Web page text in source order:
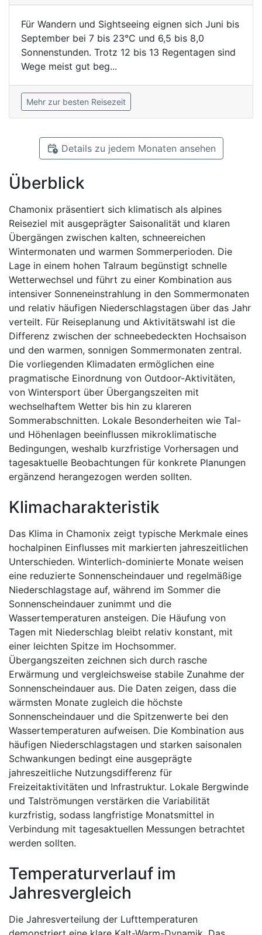
Für Wandern und Sightseeing eignen sich Juni bis
September bei 7 bis 23°C und 6,5 bis 8,0
Sonnenstunden. Trotz 12 bis 13 Regentagen sind
Wege meist gut beg...
Mehr zur besten Reisezeit
Details zu jedem Monaten ansehen
Überblick
Chamonix präsentiert sich klimatisch als alpines
Reiseziel mit ausgeprägter Saisonalität und klaren
Übergängen zwischen kalten, schneereichen
Wintermonaten und warmen Sommerperioden. Die
Lage in einem hohen Talraum begünstigt schnelle
Wetterwechsel und führt zu einer Kombination aus
intensiver Sonneneinstrahlung in den Sommermonaten
und relativ häufigen Niederschlagstagen über das Jahr
verteilt. Für Reiseplanung und Aktivitätswahl ist die
Differenz zwischen der schneebedeckten Hochsaison
und den warmen, sonnigen Sommermonaten zentral.
Die vorliegenden Klimadaten ermöglichen eine
pragmatische Einordnung von Outdoor-Aktivitäten,
von Wintersport über Übergangszeiten mit
wechselhaftem Wetter bis hin zu klareren
Sommerabschnitten. Lokale Besonderheiten wie Tal-
und Höhenlagen beeinflussen mikroklimatische
Bedingungen, weshalb kurzfristige Vorhersagen und
tagesaktuelle Beobachtungen für konkrete Planungen
ergänzend herangezogen werden sollten.
Klimacharakteristik
Das Klima in Chamonix zeigt typische Merkmale eines
hochalpinen Einflusses mit markierten jahreszeitlichen
Unterschieden. Winterlich-dominierte Monate weisen
eine reduzierte Sonnenscheindauer und regelmäßige
Niederschlagstage auf, während im Sommer die
Sonnenscheindauer zunimmt und die
Wassertemperaturen ansteigen. Die Häufung von
Tagen mit Niederschlag bleibt relativ konstant, mit
einer leichten Spitze im Hochsommer.
Übergangszeiten zeichnen sich durch rasche
Erwärmung und vergleichsweise stabile Zunahme der
Sonnenscheindauer aus. Die Daten zeigen, dass die
wärmsten Monate zugleich die höchste
Sonnenscheindauer und die Spitzenwerte bei den
Wassertemperaturen aufweisen. Die Kombination aus
häufigen Niederschlagstagen und starken saisonalen
Schwankungen bedingt eine ausgeprägte
jahreszeitliche Nutzungsdifferenz für
Freizeitaktivitäten und Infrastruktur. Lokale Bergwinde
und Talströmungen verstärken die Variabilität
kurzfristig, sodass langfristige Monatsmittel in
Verbindung mit tagesaktuellen Messungen betrachtet
werden sollten.
Temperaturverlauf im
Jahresvergleich
Die Jahresverteilung der Lufttemperaturen